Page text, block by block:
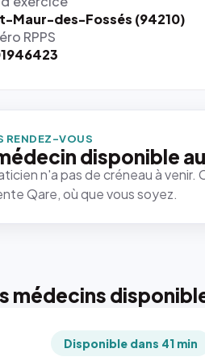
Maur-des-Fossés (94210)
RPPS
RENDEZ-VOUS
disponible
n'a pas de créneau à
Qare, où que vous soyez.
médecins
Disponible dans 41 min